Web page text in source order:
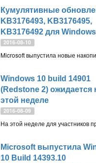
Кумулятивные
KB3176493, KB3176495,
KB3176492 для
2016-08-10
Windows 10 build 14901
(Redstone 2) ожидается
этой неделе
2016-08-09
Microsoft выпустила
10 Build 14393.10